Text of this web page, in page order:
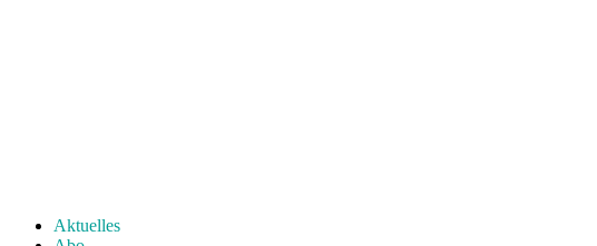
Aktuelles